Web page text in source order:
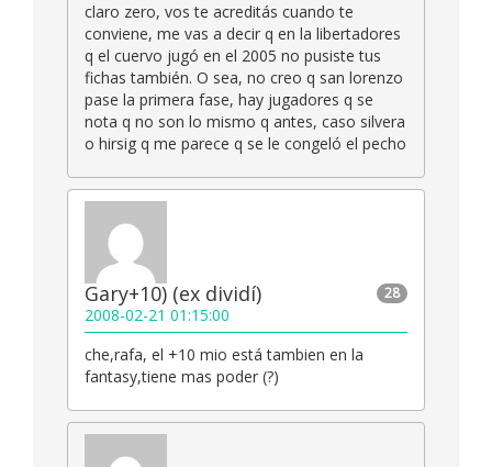
claro zero, vos te acreditás cuando te
conviene, me vas a decir q en la libertadores
q el cuervo jugó en el 2005 no pusiste tus
fichas también. O sea, no creo q san lorenzo
pase la primera fase, hay jugadores q se
nota q no son lo mismo q antes, caso silvera
o hirsig q me parece q se le congeló el pecho
28
Gary+10) (ex dividí)
2008-02-21 01:15:00
che,rafa, el +10 mio está tambien en la
fantasy,tiene mas poder (?)